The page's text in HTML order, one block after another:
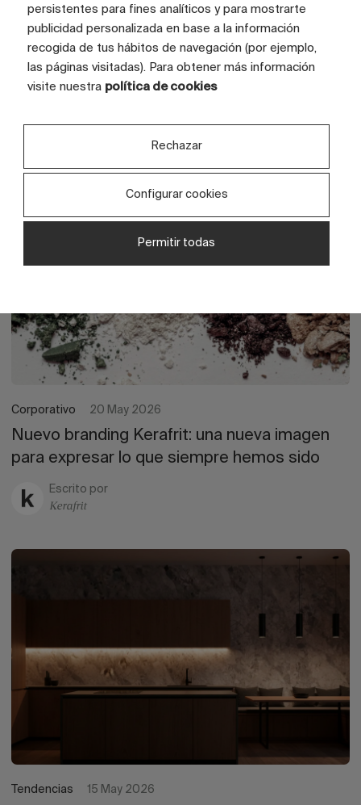
27 May 2026
Esmaltes cerámicos industriales: guía
completa sobre composición, procesos y
aplicaciones
Ángel Campillo Martinez
Corporativo 20 May 2026
Nuevo branding Kerafrit: una nueva imagen
para expresar lo que siempre hemos sido
Escrito por
Kerafrit
Tendencias 15 May 2026
persistentes para fines analíticos y para mostrarte
publicidad personalizada en base a la información
recogida de tus hábitos de navegación (por ejemplo,
las páginas visitadas). Para obtener más información
visite nuestra política de cookies
Rechazar
Configurar cookies
Permitir todas